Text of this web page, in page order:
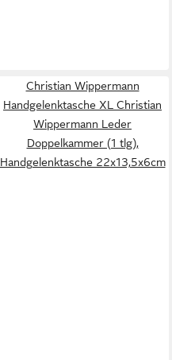
Christian Wippermann
Handgelenktasche XL Christian
Wippermann Leder
Doppelkammer (1 tlg),
Handgelenktasche 22x13,5x6cm